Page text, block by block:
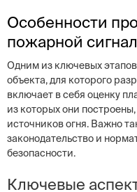
Особенности
пожарной
Одним из ключевых
объекта, для которого
включает в себя оценку
из которых они
источников огня. Важно
законодательство и
безопасности.
Ключевые